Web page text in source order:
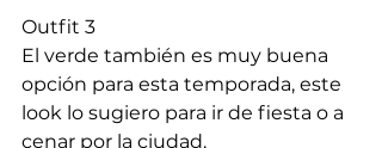
Outfit 3
El verde también es muy buena
opción para esta temporada, este
look lo sugiero para ir de fiesta o a
cenar por la ciudad.